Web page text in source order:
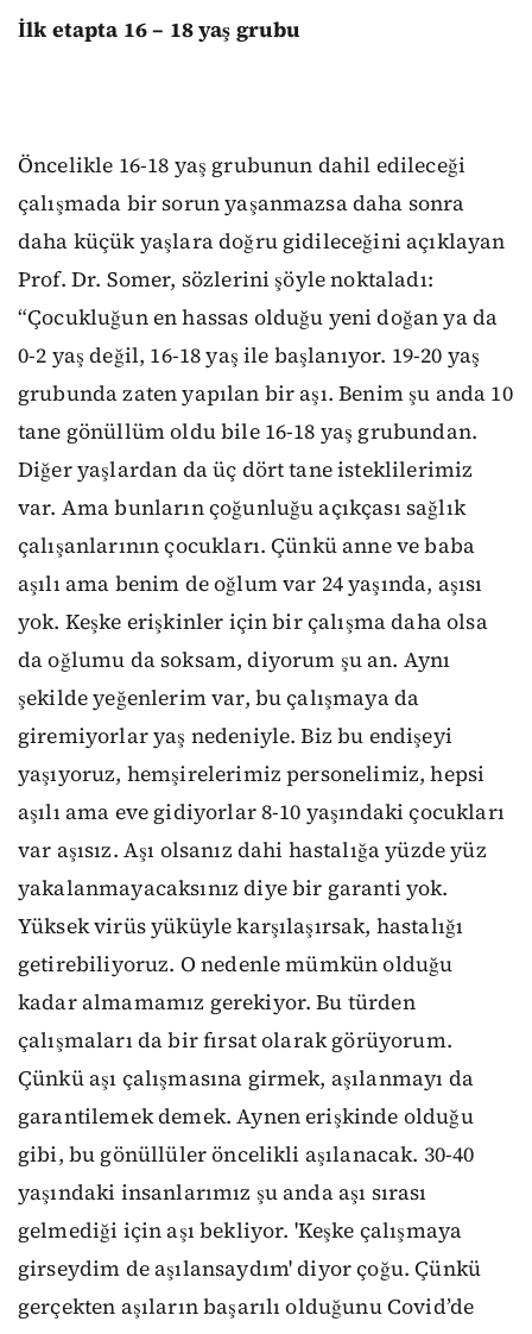
İlk etapta 16 – 18 yaş grubu
Öncelikle 16-18 yaş grubunun dahil edileceği
çalışmada bir sorun yaşanmazsa daha sonra
daha küçük yaşlara doğru gidileceğini açıklayan
Prof. Dr. Somer, sözlerini şöyle noktaladı:
“Çocukluğun en hassas olduğu yeni doğan ya da
0-2 yaş değil, 16-18 yaş ile başlanıyor. 19-20 yaş
grubunda zaten yapılan bir aşı. Benim şu anda 10
tane gönüllüm oldu bile 16-18 yaş grubundan.
Diğer yaşlardan da üç dört tane isteklilerimiz
var. Ama bunların çoğunluğu açıkçası sağlık
çalışanlarının çocukları. Çünkü anne ve baba
aşılı ama benim de oğlum var 24 yaşında, aşısı
yok. Keşke erişkinler için bir çalışma daha olsa
da oğlumu da soksam, diyorum şu an. Aynı
şekilde yeğenlerim var, bu çalışmaya da
giremiyorlar yaş nedeniyle. Biz bu endişeyi
yaşıyoruz, hemşirelerimiz personelimiz, hepsi
aşılı ama eve gidiyorlar 8-10 yaşındaki çocukları
var aşısız. Aşı olsanız dahi hastalığa yüzde yüz
yakalanmayacaksınız diye bir garanti yok.
Yüksek virüs yüküyle karşılaşırsak, hastalığı
getirebiliyoruz. O nedenle mümkün olduğu
kadar almamamız gerekiyor. Bu türden
çalışmaları da bir fırsat olarak görüyorum.
Çünkü aşı çalışmasına girmek, aşılanmayı da
garantilemek demek. Aynen erişkinde olduğu
gibi, bu gönüllüler öncelikli aşılanacak. 30-40
yaşındaki insanlarımız şu anda aşı sırası
gelmediği için aşı bekliyor. 'Keşke çalışmaya
girseydim de aşılansaydım' diyor çoğu. Çünkü
gerçekten aşıların başarılı olduğunu Covid’de